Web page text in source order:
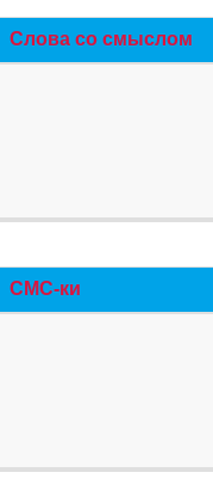
Слова со смыслом
СМС-ки